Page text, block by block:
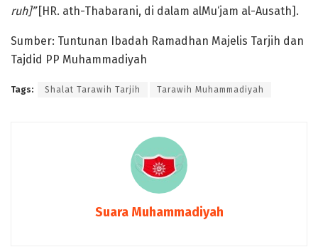
ruh]”[HR. ath-Thabarani, di dalam alMu‘jam al-Ausath].
Sumber: Tuntunan Ibadah Ramadhan Majelis Tarjih dan
Tajdid PP Muhammadiyah
Tags: Shalat Tarawih Tarjih Tarawih Muhammadiyah
Suara Muhammadiyah